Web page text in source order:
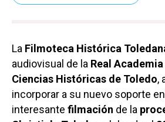
La Filmoteca Histórica
audiovisual de la Real
Ciencias Históricas de Toledo,
incorporar a su nuevo soporte en
interesante filmación de la